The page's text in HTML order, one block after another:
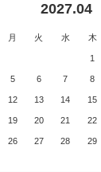
2027.04
月 火 水 木
1
5 6 7 8
12 13 14 15
19 20 21 22
26 27 28 29